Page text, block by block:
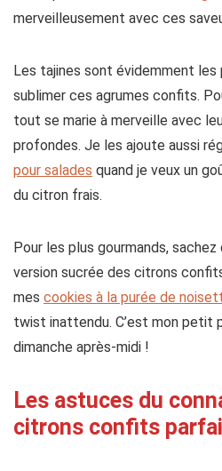
merveilleusement avec ces
Les tajines sont évidemment
sublimer ces agrumes confits.
tout se marie à merveille avec
profondes. Je les ajoute aussi
pour salades quand je veux un
du citron frais.
Pour les plus gourmands, sachez
version sucrée des citrons
mes cookies à la purée de
twist inattendu. C’est mon petit
dimanche après-midi !
Les astuces du
citrons confits